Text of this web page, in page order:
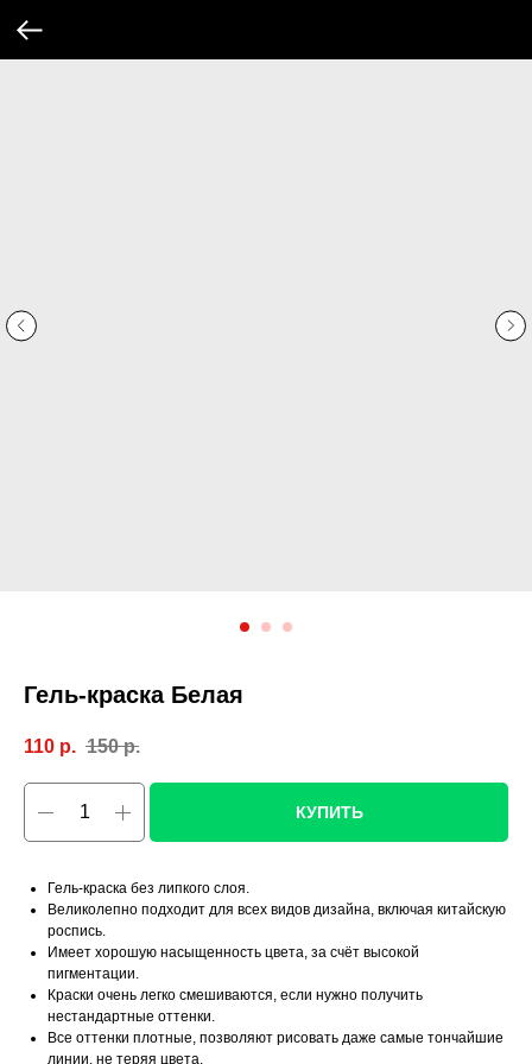
Гель-краска Белая
110 р. 150 р.
КУПИТЬ
Гель-краска без липкого слоя.
Великолепно подходит для всех видов дизайна, включая китайскую
роспись.
Имеет хорошую насыщенность цвета, за счёт высокой
пигментации.
Краски очень легко смешиваются, если нужно получить
нестандартные оттенки.
Все оттенки плотные, позволяют рисовать даже самые тончайшие
линии, не теряя цвета.